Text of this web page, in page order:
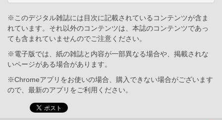
※このデジタル雑誌には目次に記載されているコンテンツが含ま
れています。それ以外のコンテンツは、本誌のコンテンツであっ
ても含まれていませんのでご注意ください。
※電子版では、紙の雑誌と内容が一部異なる場合や、掲載されな
いページがある場合があります。
※Chromeアプリをお使いの場合、購入できない場合がございます
ので、最新のアプリをご利用ください。